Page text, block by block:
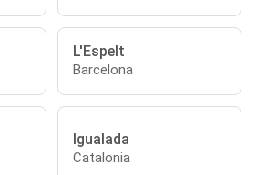
L'Espelt
Barcelona
Igualada
Catalonia